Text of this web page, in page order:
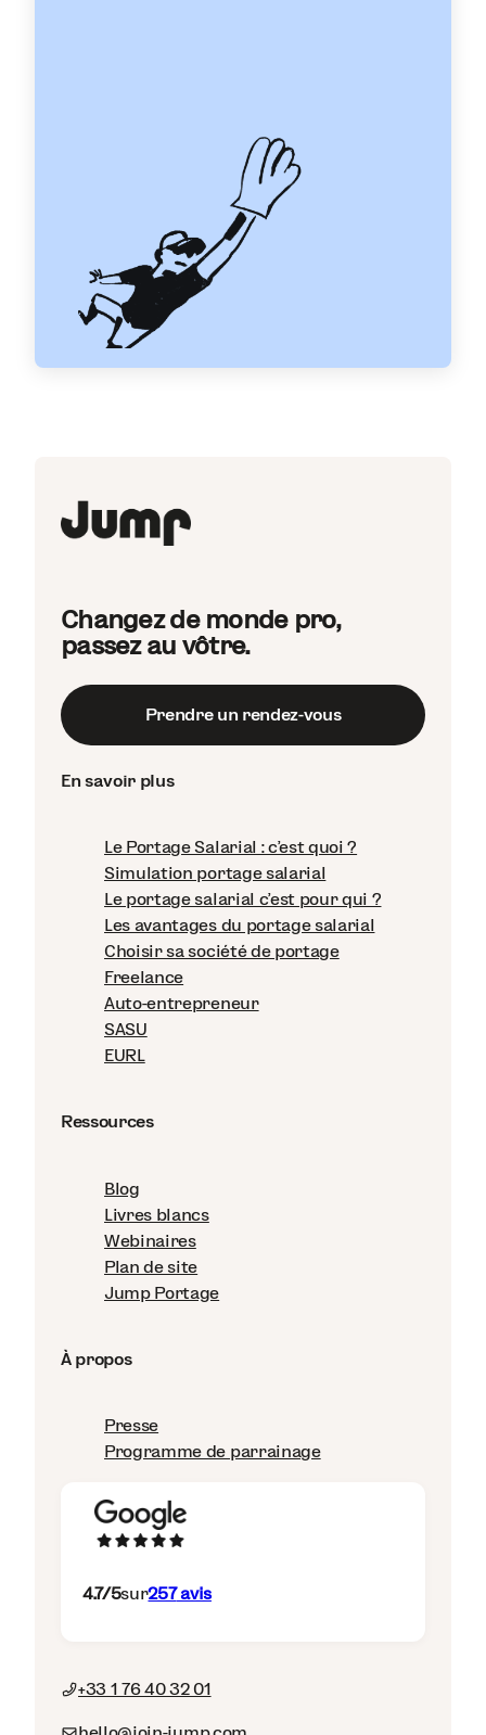
Changez de monde pro,
passez au vôtre.
Prendre un rendez-vous
En savoir plus
Le Portage Salarial : c'est quoi ?
Simulation portage salarial
Le portage salarial c'est pour qui ?
Les avantages du portage salarial
Choisir sa société de portage
Freelance
Auto-entrepreneur
SASU
EURL
Ressources
Blog
Livres blancs
Webinaires
Plan de site
Jump Portage
À propos
Presse
Programme de parrainage
4.7/5sur257avis
+33 1 76 40 32 01